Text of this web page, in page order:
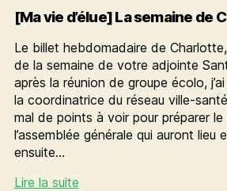
[Ma vie d’élue] La semaine de
Le billet hebdomadaire de
de la semaine de votre adjointe
après la réunion de groupe écolo,
la coordinatrice du réseau ville-
mal de points à voir pour préparer
l’assemblée générale qui auront lieu
ensuite…
Lire la suite[Ma